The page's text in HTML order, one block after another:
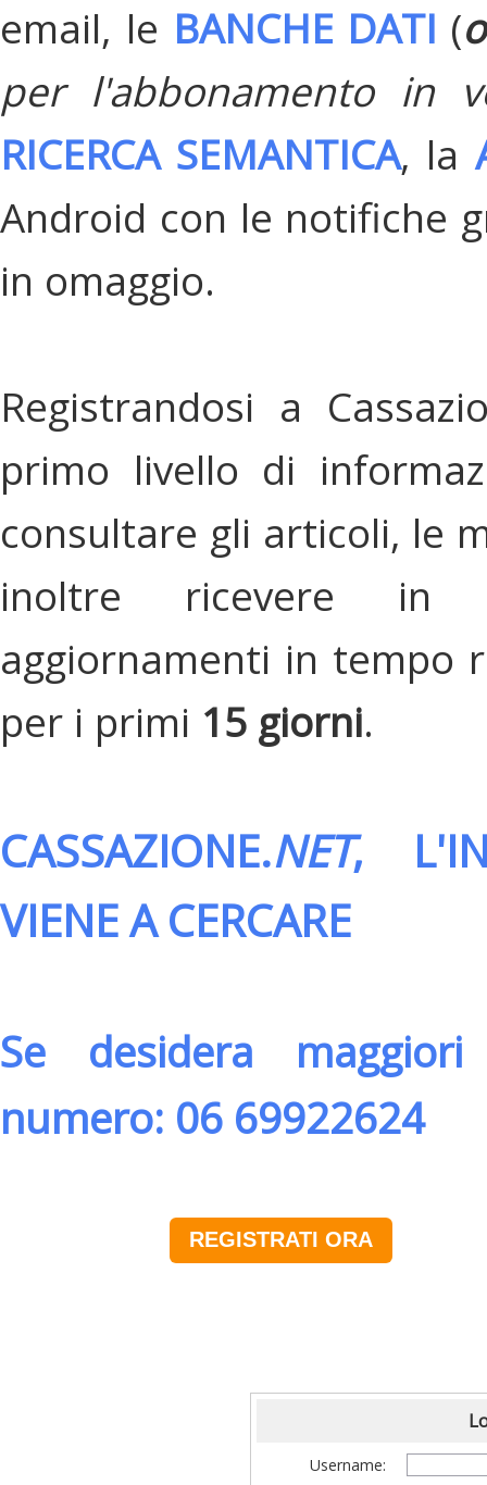
email, le BANCHE DATI (
per l'abbonamento in
RICERCA SEMANTICA, la
Android con le notifiche
in omaggio.
Registrandosi a
primo livello di
consultare gli articoli, le
inoltre ricevere in
aggiornamenti in tempo
per i primi 15 giorni.
CASSAZIONE.NET,
VIENE A CERCARE
Se desidera
numero: 06 69922624
REGISTRATI ORA
Username: